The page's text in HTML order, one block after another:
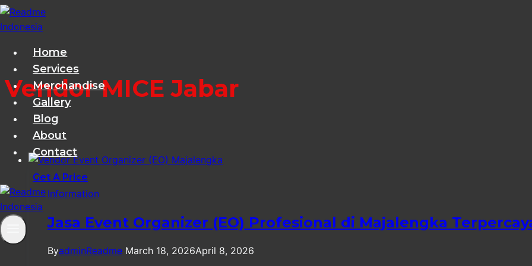
Skip
to
Home
Services
Merchandise
Gallery
Blog
About
Contact
Get A Price
Vendor MICE Jabar
Information
Jasa Event Organizer (EO) Profesional di Majalengka
ByadminReadme March 18, 2026April 8, 2026